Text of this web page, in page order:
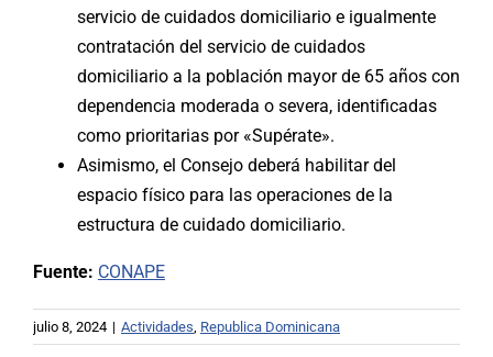
servicio de cuidados domiciliario e igualmente
contratación del servicio de cuidados
domiciliario a la población mayor de 65 años con
dependencia moderada o severa, identificadas
como prioritarias por «Supérate».
Asimismo, el Consejo deberá habilitar del
espacio físico para las operaciones de la
estructura de cuidado domiciliario.
Fuente: CONAPE
julio 8, 2024 | Actividades, Republica Dominicana